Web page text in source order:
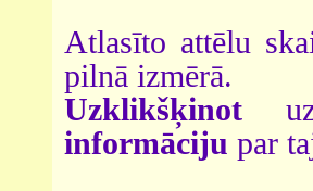
Atlasīto attēlu
pilnā izmērā.
Uzklikšķinot
informāciju par